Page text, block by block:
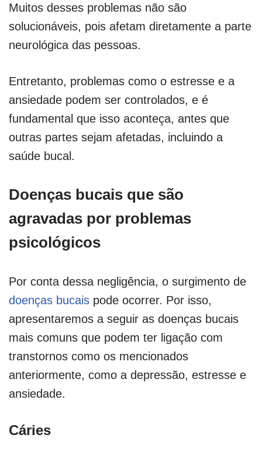
Muitos desses problemas não são
solucionáveis, pois afetam diretamente a parte
neurológica das pessoas.
Entretanto, problemas como o estresse e a
ansiedade podem ser controlados, e é
fundamental que isso aconteça, antes que
outras partes sejam afetadas, incluindo a
saúde bucal.
Doenças bucais que são
agravadas por problemas
psicológicos
Por conta dessa negligência, o surgimento de
doenças bucais pode ocorrer. Por isso,
apresentaremos a seguir as doenças bucais
mais comuns que podem ter ligação com
transtornos como os mencionados
anteriormente, como a depressão, estresse e
ansiedade.
Cáries